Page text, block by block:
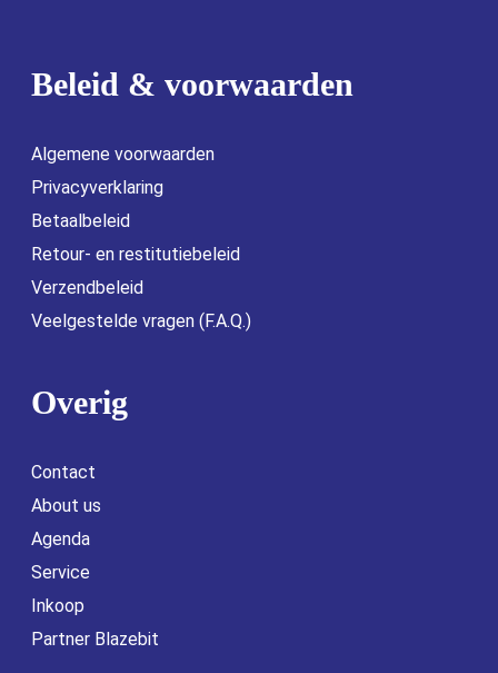
Beleid & voorwaarden
Algemene voorwaarden
Privacyverklaring
Betaalbeleid
Retour- en restitutiebeleid
Verzendbeleid
Veelgestelde vragen (F.A.Q.)
Overig
Contact
About us
Agenda
Service
Inkoop
Partner Blazebit